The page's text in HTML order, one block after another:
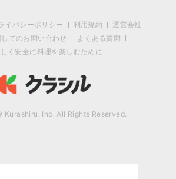
イバシーポリシー 利用規約
運営会社
てのお問い合わせ
よくある質問
く安全に料理を楽しむために
Kurashiru, Inc. All Rights Reserved.